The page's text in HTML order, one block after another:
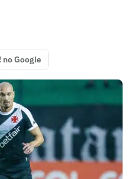
no Google